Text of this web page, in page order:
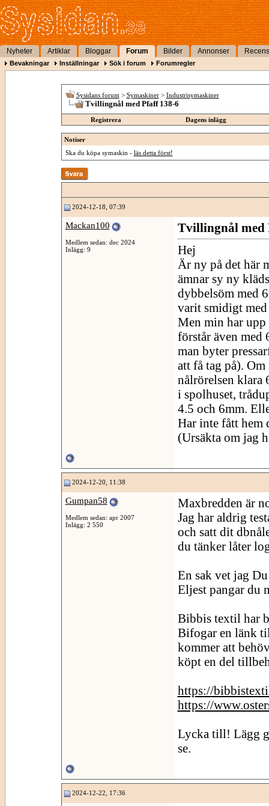
Nyheter Artiklar Bloggar Forum Bilder Annonser
Bevakningar Inställningar Sök i forum Forumregler
Sysidans forum > Symaskiner > Industrisymaskiner
Tvillingnål med Pfaff 138-6
Registrera Dagens inlägg
Notiser
Ska du köpa symaskin - läs detta först!
2024-12-18, 07:39
Mackan100
Medlem sedan: dec 2024
Inlägg: 9
Tvillingnål med
Hej
Är ny på det här
ämnar sy ny
dybbelsöm med
varit smidigt
Men min har
förstår även med
man byter
att få tag på).
nålrörelsen klara
i spolhuset,
4.5 och 6mm.
Har inte fått hem
(Ursäkta om jag
2024-12-20, 11:38
Gumpan58
Medlem sedan: apr 2007
Inlägg: 2 550
Maxbredden är
Jag har aldrig
och satt dit
du tänker låter
En sak vet jag
Eljest pangar du
Bibbis textil har
Bifogar en länk
kommer att
köpt en del
https://
https://
Lycka till! Lägg
se.
2024-12-22, 17:36